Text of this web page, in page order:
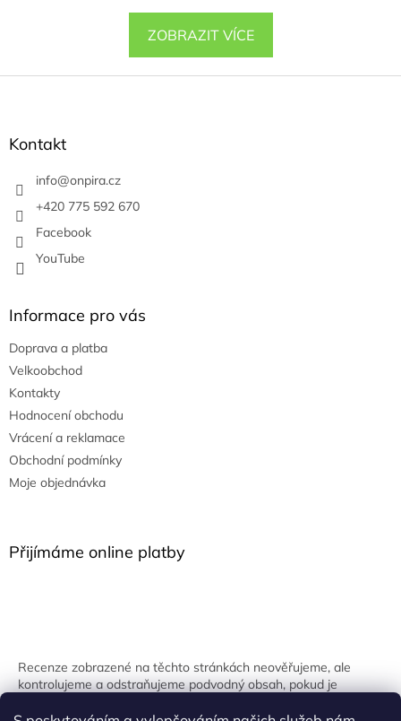
ZOBRAZIT VÍCE
Z
Kontakt
info@onpira.cz
+420 775 592 670
Facebook
YouTube
Informace pro vás
Doprava a platba
Velkoobchod
Kontakty
Hodnocení obchodu
Vrácení a reklamace
Obchodní podmínky
Moje objednávka
Přijímáme online platby
Recenze zobrazené na těchto stránkách neověřujeme, ale
kontrolujeme a odstraňujeme podvodný obsah, pokud je